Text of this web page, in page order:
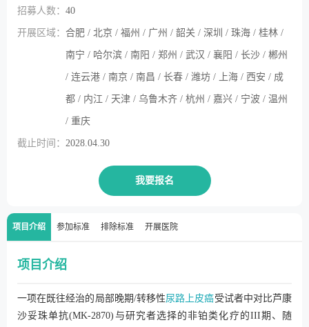
招募人数： 40
开展区域： 合肥 / 北京 / 福州 / 广州 / 韶关 / 深圳 / 珠海 / 桂林 /
南宁 / 哈尔滨 / 南阳 / 郑州 / 武汉 / 襄阳 / 长沙 / 郴州
/ 连云港 / 南京 / 南昌 / 长春 / 潍坊 / 上海 / 西安 / 成
都 / 内江 / 天津 / 乌鲁木齐 / 杭州 / 嘉兴 / 宁波 / 温州
/ 重庆
截止时间： 2028.04.30
我要报名
项目介绍 参加标准 排除标准 开展医院
项目介绍
一项在既往经治的局部晚期/转移性尿路上皮癌受试者中对比芦康
沙妥珠单抗(MK-2870)与研究者选择的非铂类化疗的III期、随